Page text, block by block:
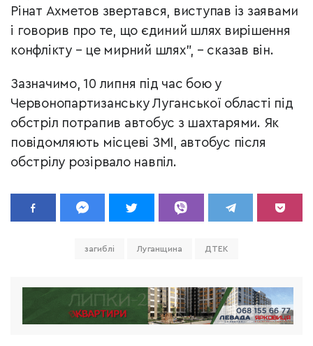
Рінат Ахметов звертався, виступав із заявами
і говорив про те, що єдиний шлях вирішення
конфлікту – це мирний шлях", – сказав він.
Зазначимо, 10 липня під час бою у
Червонопартизанську Луганської області під
обстріл потрапив автобус з шахтарями. Як
повідомляють місцеві ЗМІ, автобус після
обстрілу розірвало навпіл.
загиблі Луганщина ДТЕК